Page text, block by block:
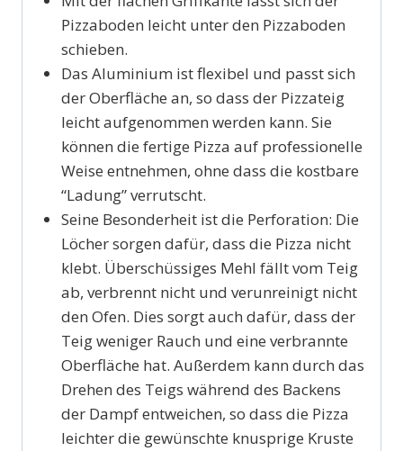
Pizzaboden leicht unter den Pizzaboden
schieben.
Das Aluminium ist flexibel und passt sich
der Oberfläche an, so dass der Pizzateig
leicht aufgenommen werden kann. Sie
können die fertige Pizza auf professionelle
Weise entnehmen, ohne dass die kostbare
“Ladung” verrutscht.
Seine Besonderheit ist die Perforation: Die
Löcher sorgen dafür, dass die Pizza nicht
klebt. Überschüssiges Mehl fällt vom Teig
ab, verbrennt nicht und verunreinigt nicht
den Ofen. Dies sorgt auch dafür, dass der
Teig weniger Rauch und eine verbrannte
Oberfläche hat. Außerdem kann durch das
Drehen des Teigs während des Backens
der Dampf entweichen, so dass die Pizza
leichter die gewünschte knusprige Kruste